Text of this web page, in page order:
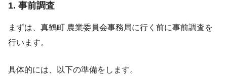
1. 事前調査
まずは、真鶴町 農業委員会事務局に行く前に事前調査を
行います。
具体的には、以下の準備をします。